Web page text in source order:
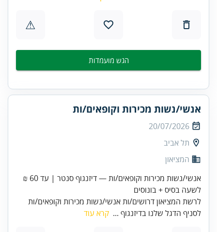
⚠
הגש מועמדות
אנשי/נשות מכירות וקופאים/ות
20/07/2026
תל אביב
המציאון
אנשי/נשות מכירות וקופאים/ות — דיזנגוף סנטר | עד 60 ₪
לשעה בסיס + בונוסים
לרשת המציאון דרושים/ות אנשי/נשות מכירות וקופאים/ות
לסניף הדגל שלנו בדיזנגוף ... קרא עוד